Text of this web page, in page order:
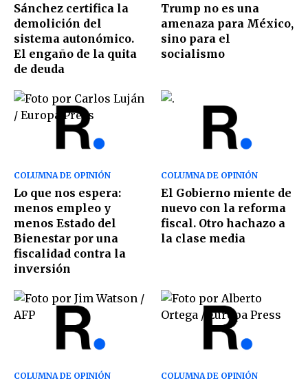
Sánchez certifica la
demolición del
sistema autonómico.
El engaño de la quita
de deuda
Trump no es una
amenaza para México,
sino para el
socialismo
COLUMNA DE OPINIÓN
Lo que nos espera:
menos empleo y
menos Estado del
Bienestar por una
fiscalidad contra la
inversión
COLUMNA DE OPINIÓN
El Gobierno miente de
nuevo con la reforma
fiscal. Otro hachazo a
la clase media
COLUMNA DE OPINIÓN COLUMNA DE OPINIÓN